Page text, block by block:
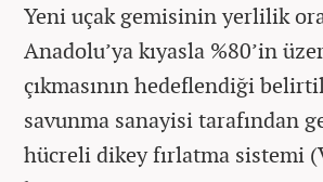
Yeni uçak gemisinin yerlilik
Anadolu’ya kıyasla %80’in
çıkmasının hedeflendiği
savunma sanayisi tarafından
hücreli dikey fırlatma sistemi